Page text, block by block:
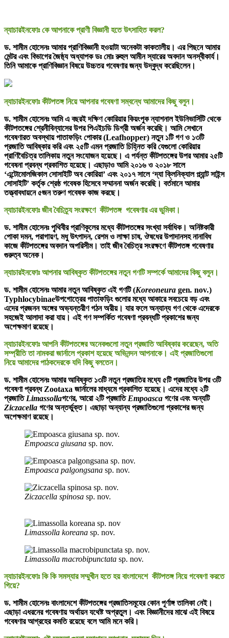
ন্যাচারইনফোঃ কে আপনাকে প্রাণী বিজ্ঞানী হতে উৎসাহিত করল?
ড. শামীম হোসেনঃ আমার প্রাণিবিজ্ঞানী হওয়াটা অনেকটা কাকতালীয়। এর পিছনে আমার
মেন্টর এবং বিভাগের জৈষ্ঠ্য অধ্যাপক ডঃ মোঃ রুহুল আমীন স্যারের অবদান অনস্বীকার্য।
তিনি আমাকে প্রাণিবিজ্ঞান বিষয়ে উচ্চতর গবেষণার জন্য উদ্বুদ্ধ করেছিলেন।
ন্যাচারইনফোঃ কীটপতঙ্গ নিয়ে আপনার গবেষণা সম্বন্ধে আমাদের কিছু বলুন।
ড. শামীম হোসেনঃ আমি এ বছরই দক্ষিণ কোরিয়ার কিয়ংপুক ন্যাশনাল ইউনিভার্সিটি থেকে
কীটপতঙ্গের শ্রেনীবিন্যাসের উপর পিএইচডি ডিগ্রী অর্জন করেছি। আমি সেখানে
গবেষণারত অবস্থায় পাতাফড়িং পোকার (Leafhopper) নতুন ১টি গণ ও ১৩টি
প্রজাতি আবিষ্কার করি এবং ২৫টি এমন প্রজাতি চিহ্নিত করি যেগুলো কোরিয়ার
প্রাণিবৈচিত্র তালিকায় নতুন সংযোজন হয়েছে। এ পর্যন্ত কীটপতঙ্গের উপর আমার ২৫টি
গবেষনা প্রবন্ধ প্রকাশিত হয়েছে। এছাড়াও আমি ২০১৬ ও ২০১৮ সালে
‘এন্টোমোলজিকাল সোসাইটি অব কোরিয়া’ এবং ২০১৭ সালে ‘দ্যা ক্লিনিক্যাল প্ল্যান্ট সাইন্স
সোসাইটি’ কর্তৃক শ্রেষ্ঠ গবেষক হিসেবে সম্মাননা অর্জন করেছি। বর্তমানে আমার
তত্ত্বাবধায়নে ৫জন তরুণ গবেষক কাজ করছে।
ন্যাচারইনফোঃ জীব বৈচিত্র্য সংরক্ষণে কীটপতঙ্গ গবেষণার এর ভুমিকা।
ড. শামীম হোসেনঃ পৃ্থিবীর প্রাণিকূলের মধ্যে কীটপতঙ্গের সংখ্যা সর্বাধিক। অনিষ্টকারী
পোকা দমন, পরাগায়ণ, মধু উৎপাদন, রেশম ও লাক্ষা চাষ, ঔষধের উপাদানসহ নানাবিধ
কাজে কীটপতঙ্গের অবদান অপরিসীম। তাই জীব বৈচিত্র সংরক্ষণে কীটপতঙ্গ গবেষণার
গুরুত্ব অনেক।
ন্যাচারইনফোঃ আপনার আবিষ্কৃত কীটপতঙ্গের নতুন গণটি সম্পর্কে আমাদের কিছু বলুন।
ড. শামীম হোসেনঃ আমার নতুন আবিষ্কৃত এই গণটি (Koreoneura gen. nov.)
Typhlocybinaeউপগোত্রের পাতাফড়িং গুলোর মধ্যে আকারে সবচেয়ে বড় এবং
এদের প্রজনন অঙ্গের অভ্যন্তরীণ গঠন অরীয়। যার ফলে অন্যান্য গণ থেকে এদেরকে
সহজেই আলাদা করা যায়। এই গণ সম্পর্কিত গবেষণা প্রবন্ধটি প্রকাশের জন্য
অপেক্ষমাণ রয়েছে।
ন্যাচারইনফোঃ আপনি কীটপতঙ্গের অনেকগুলো নতুন প্রজাতি আবিষ্কার করেছেন, অতি
সম্প্রীতি তা নামকরা জার্নালে প্রকাশ হয়েছে অভিনন্দন আপনাকে। এই প্রজাতিগুলো
নিয়ে আমাদের পাঠকদেরকে যদি কিছু বলতেন।
ড. শামীম হোসেনঃ আমার আবিষ্কৃত ১৩টি নতুন প্রজাতির মধ্যে ৫টি প্রজাতির উপর ৩টি
গবেষণা প্রবন্ধ Zootaxa জার্নালের মাধ্যমে প্রকাশিত হয়েছে। এদের মধ্যে ২টি
প্রজাতিLimassollaগণের, আরো ২টি প্রজাতিEmpoasca গণের এবং অন্যটি
Ziczacella গণের অন্তর্ভুক্ত। এছাড়া অন্যান্য প্রজাতিগুলো প্রকাশের জন্য
অপেক্ষমাণ রয়েছে।
Empoasca giusana sp. nov.
Empoasca palgongsana sp. nov.
Ziczacella spinosa sp. nov.
Limassolla koreana sp. nov.
Limassolla macrobipunctata sp. nov.
ন্যাচারইনফোঃ কি কি সমস্যার সম্মুখীন হতে হয় বাংলাদেশে কীটপতঙ্গ নিয়ে গবেষণা করতে
গিয়ে?
ড. শামীম হোসেনঃ বাংলাদেশে কীটপতঙ্গের প্রজাতিসমূহের কোন পূর্ণাঙ্গ তালিকা নেই।
এছাড়া এধরনের গবেষণায় অর্থায়ন যথেষ্ট অপ্রতুল। এবং বিজ্ঞানীদের মাঝে এই বিষয়ে
গবেষণার আগ্রহের কমতি রয়েছে বলে আমি মনে করি।